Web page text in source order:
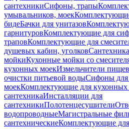
сантехникиСифоны, трапы
умывальников, моек
бидеБачки для унитазов
гарнитуровКомплектующие для
траповКомплектующие для
душевых кабин, уголков
мойкиКухонные мойки со
кухонных моекИзмельчители
очистки питьевой водыСифоны
моекКомплектующие для кухонных
сантехникаИнсталляции для
сантехникиПолотенцесушители
водопроводныеМагистральные
сантехническиеКомплектующие для